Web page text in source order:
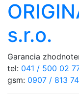
s.r.o.
Garancia
tel: 041 / 500 02 77
gsm: 0907 / 813